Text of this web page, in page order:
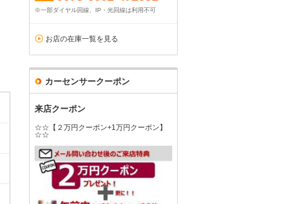
※一部ダイヤル回線、IP・光回線は利用不可
お店の在庫一覧を見る
カーセンサークーポン
来店クーポン
☆☆【２万円クーポン+1万円クーポン】
☆☆